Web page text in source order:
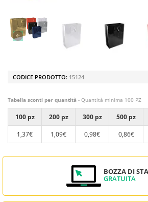
CODICE PRODOTTO: 15124
Tabella sconti per quantità - Quantità minima 100 PZ
100 pz 200 pz 300 pz 500 pz
1,37€
1,09€ 0,98€ 0,86€
BOZZA DI
GRATUITA